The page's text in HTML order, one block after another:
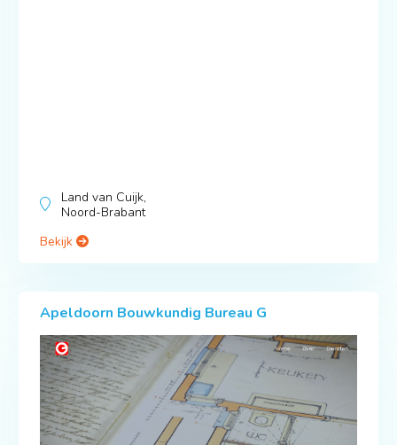
Land van Cuijk,
Noord-Brabant
Bekijk
Apeldoorn Bouwkundig Bureau G